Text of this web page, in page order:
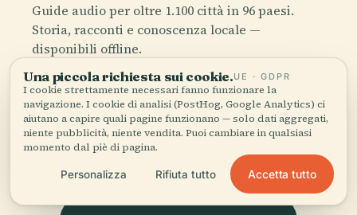
Guide audio per oltre 1.100 città in 96 paesi.
Storia, racconti e conoscenza locale —
disponibili offline.
Scarica l'app
Unisciti a oltre 50.000 viaggiatori
Una piccola richiesta sui cookie.UE · GDPR
I cookie strettamente necessari fanno funzionare la
navigazione. I cookie di analisi (PostHog, Google Analytics) ci
aiutano a capire quali pagine funzionano — solo dati aggregati,
niente pubblicità, niente vendita. Puoi cambiare in qualsiasi
momento dal piè di pagina.
Personalizza Rifiuta tutto Accetta tutto